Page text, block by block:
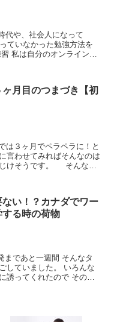
代や、社会人になって
ていなかった勉強方法を
私は自分のオンラインの
ヶ月目のつまづき【初
３ヶ月でペラペラに！と
言わせてみればそんなのは
じけそうです。 そんな時
い！？カナダでワー
る時の荷物
まであと一週間 そんなタ
していました。 いろんな
誘ってくれたので その友